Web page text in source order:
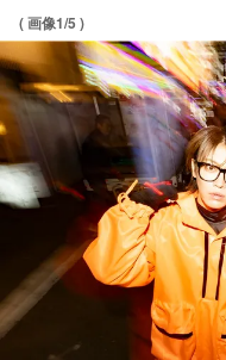
( 画像1/5 )